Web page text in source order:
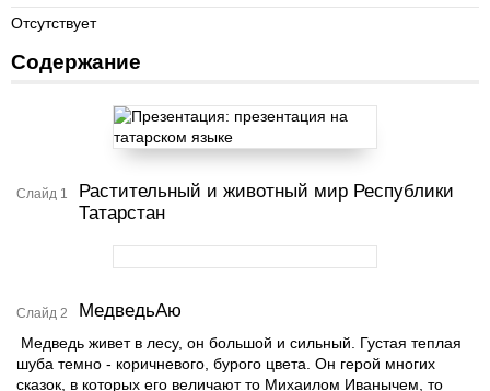
Отсутствует
Содержание
Слайд 1
Растительный и животный мир Республики
Татарстан
Слайд 2 МедведьАю
Медведь живет в лесу, он большой и сильный. Густая теплая
шуба темно - коричневого, бурого цвета. Он герой многих
сказок, в которых его величают то Михаилом Иванычем, то